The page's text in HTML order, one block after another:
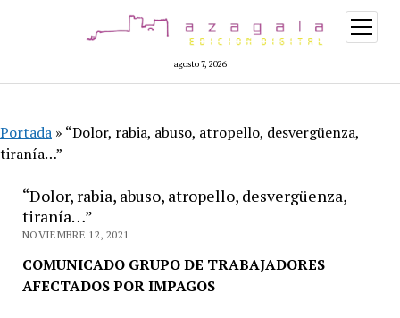
agosto 7, 2026
abrir
menú
Portada » “Dolor, rabia, abuso, atropello, desvergüenza,
tiranía…”
“Dolor, rabia, abuso, atropello, desvergüenza,
tiranía…”
NOVIEMBRE 12, 2021
COMUNICADO GRUPO DE TRABAJADORES
AFECTADOS POR IMPAGOS